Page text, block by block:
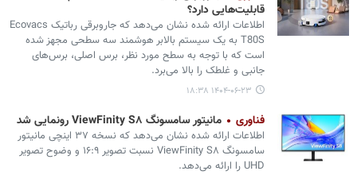
قابلیت‌هایی دارد؟
اطلاعات ارائه شده نشان می‌دهد که جاروبرقی رباتیک Ecovacs
T80S به یک سیستم بالابر هوشمند سه سطحی مجهز شده
است که با توجه به سطح مورد نظر، برس اصلی، برس‌های
جانبی و غلطک را بالا می‌برد.
۱۴۰۴-۰۶-۲۳ ۱۸:۳۸
فناوری مانیتور سامسونگ ViewFinity S۸ رونمایی شد
اطلاعات ارائه شده نشان می‌دهد که نسخه ۳۷ اینچی مانیتور
سامسونگ ViewFinity S۸ نسبت تصویر ۱۶:۹ و وضوح تصویر
UHD را ارائه می‌دهد.